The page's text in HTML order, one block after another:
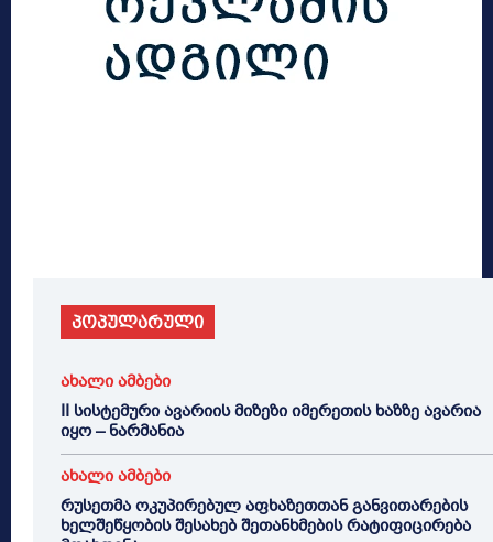
პოპულარული
ახალი ამბები
II სისტემური ავარიის მიზეზი იმერეთის ხაზზე ავარია
იყო – ნარმანია
ახალი ამბები
რუსეთმა ოკუპირებულ აფხაზეთთან განვითარების
ხელშეწყობის შესახებ შეთანხმების რატიფიცირება